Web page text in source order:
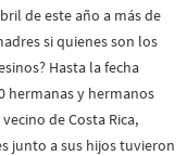
de este año a más de
si quienes son los
Hasta la fecha
hermanas y hermanos
de Costa Rica,
junto a sus hijos tuvieron